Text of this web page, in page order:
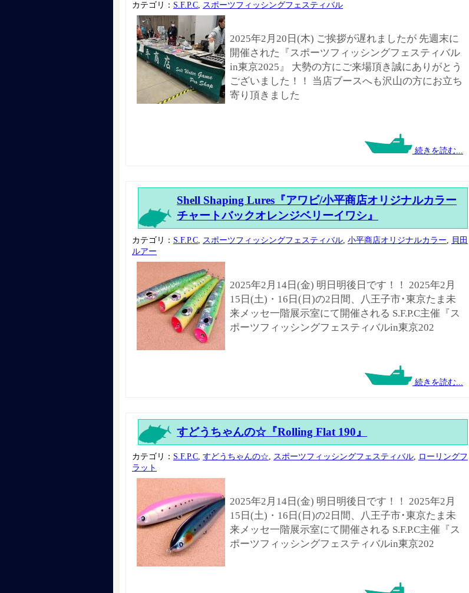
カテゴリ： S.F.P.C スポーツフィッシングフェスティバル
2025年2月20日(木) ご挨拶が遅れましたが 先週末に
開催された『スポーツフィッシングフェスティバル
in東京2025』 大勢の方にご来場頂き誠にありがとう
ございました！！ 当店ブースへも沢山の方にお立ち
寄り頂きました
続きを読む...
Shell Shaping Lures『アワビ/小平商店オリジナルカラー
チャートバックオレンジベリーイワシ』
カテゴリ： S.F.P.C スポーツフィッシングフェスティバル 小平商店オリジナルカラー
貝田
ルアー
2025年2月14日(金) 明日明後日です！！ 2025年2月
15日(土)・16日(日)の2日間、八王子市･東京たま未
来メッセ一階展示室にて開催される S.F.P.C主催『ス
ポーツフィッシングフェスティバルin東京202
続きを読む...
すどうちゃんの☆『Rolling Flat 190』
カテゴリ： S.F.P.C すどうちゃんの☆ スポーツフィッシングフェスティバル
ローリングフ
ラット
2025年2月14日(金) 明日明後日です！！ 2025年2月
15日(土)・16日(日)の2日間、八王子市･東京たま未
来メッセ一階展示室にて開催される S.F.P.C主催『ス
ポーツフィッシングフェスティバルin東京202